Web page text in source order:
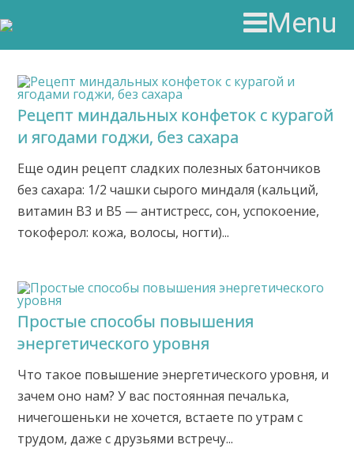
Menu
Рецепт миндальных конфеток с курагой
и ягодами годжи, без сахара
Еще один рецепт сладких полезных батончиков
без сахара: 1/2 чашки сырого миндаля (кальций,
витамин В3 и В5 — антистресс, сон, успокоение,
токоферол: кожа, волосы, ногти)...
Простые способы повышения
энергетического уровня
Что такое повышение энергетического уровня, и
зачем оно нам? У вас постоянная печалька,
ничегошеньки не хочется, встаете по утрам с
трудом, даже с друзьями встречу...